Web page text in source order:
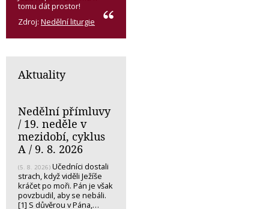
tomu dát prostor!
Zdroj: Nedělní liturgie
Aktuality
Nedělní přímluvy
/ 19. neděle v
mezidobí, cyklus
A / 9. 8. 2026
(5. 8. 2026) Učedníci dostali
strach, když viděli Ježíše
kráčet po moři. Pán je však
povzbudil, aby se nebáli.
[1] S důvěrou v Pána,…